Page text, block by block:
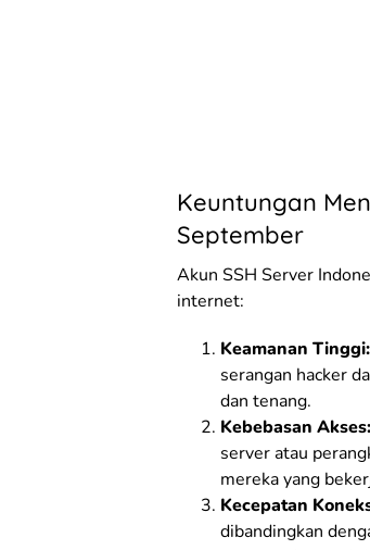
Keuntungan
September
Akun SSH Server
internet:
Keamanan Tinggi:
serangan hacker
dan tenang.
Kebebasan Akses:
server atau
mereka yang
Kecepatan
dibandingkan